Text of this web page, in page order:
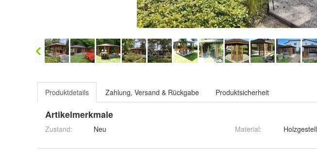
Produktdetails Zahlung, Versand & Rückgabe Produktsicherheit
Artikelmerkmale
Zustand: Neu Material: Holzgestell